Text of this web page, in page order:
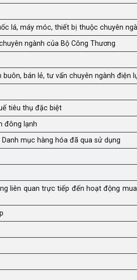
lá, máy móc, thiết bị thuộc chuyên
ngành của Bộ Công Thương
bán lẻ, tư vấn chuyên ngành điện
tiêu thụ đặc biệt
đông lạnh
mục hàng hóa đã qua sử dụng
liên quan trực tiếp đến hoạt động